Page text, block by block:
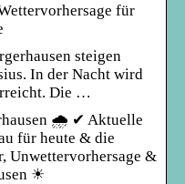
für
steigen
In der Nacht wird
Die …
🌧️ ✔ Aktuelle
für heute & die
Unwettervorhersage &
☀